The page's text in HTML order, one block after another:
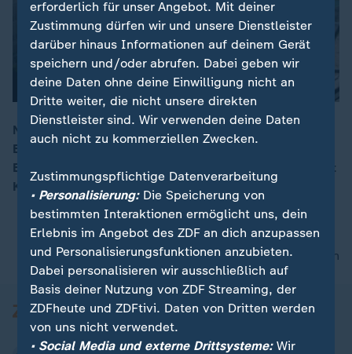
Noch immer herrscht keine Einigkeit über den
Bundeshaushalt für das Jahr 2025. Über neue
Entwicklungen und wie man sich einigen will, berichtet
Karl Hinterleitner aus Berlin.
nach oben
erforderlich für unser Angebot. Mit deiner
Zustimmung dürfen wir und unsere Dienstleister
darüber hinaus Informationen auf deinem Gerät
speichern und/oder abrufen. Dabei geben wir
deine Daten ohne deine Einwilligung nicht an
Dritte weiter, die nicht unsere direkten
Dienstleister sind. Wir verwenden deine Daten
auch nicht zu kommerziellen Zwecken.
Zustimmungspflichtige Datenverarbeitung
• Personalisierung:Die Speicherung von
bestimmten Interaktionen ermöglicht uns, dein
Erlebnis im Angebot des ZDF an dich anzupassen
und Personalisierungsfunktionen anzubieten.
Dabei personalisieren wir ausschließlich auf
Basis deiner Nutzung von ZDF Streaming, der
ZDFheute und ZDFtivi. Daten von Dritten werden
von uns nicht verwendet.
• Social Media und externe Drittsysteme:Wir